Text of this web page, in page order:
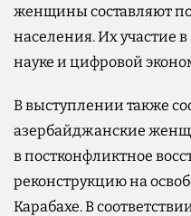
женщины составляют
населения. Их участие
науке и цифровой
В выступлении также
азербайджанские
в постконфликтное
реконструкцию на
Карабахе. В